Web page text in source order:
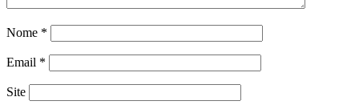
Nome *
Email *
Site